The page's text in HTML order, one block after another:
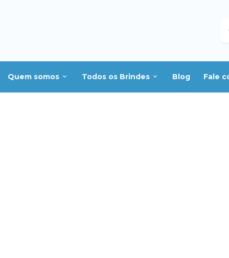
Quem somos Todos os Brindes Blog Fale